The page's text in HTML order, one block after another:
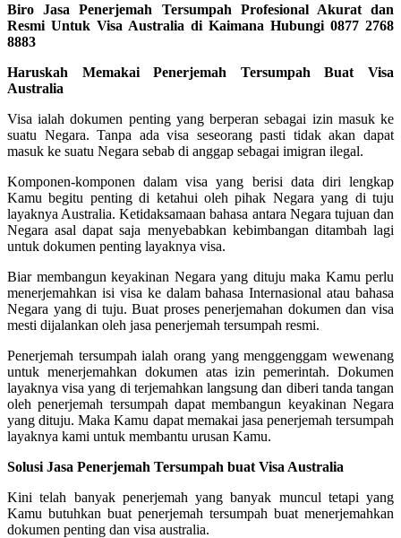
Biro Jasa Penerjemah Tersumpah Profesional Akurat dan
Resmi Untuk Visa Australia di Kaimana Hubungi 0877 2768
8883
Haruskah Memakai Penerjemah Tersumpah Buat Visa
Australia
Visa ialah dokumen penting yang berperan sebagai izin masuk ke
suatu Negara. Tanpa ada visa seseorang pasti tidak akan dapat
masuk ke suatu Negara sebab di anggap sebagai imigran ilegal.
Komponen-komponen dalam visa yang berisi data diri lengkap
Kamu begitu penting di ketahui oleh pihak Negara yang di tuju
layaknya Australia. Ketidaksamaan bahasa antara Negara tujuan dan
Negara asal dapat saja menyebabkan kebimbangan ditambah lagi
untuk dokumen penting layaknya visa.
Biar membangun keyakinan Negara yang dituju maka Kamu perlu
menerjemahkan isi visa ke dalam bahasa Internasional atau bahasa
Negara yang di tuju. Buat proses penerjemahan dokumen dan visa
mesti dijalankan oleh jasa penerjemah tersumpah resmi.
Penerjemah tersumpah ialah orang yang menggenggam wewenang
untuk menerjemahkan dokumen atas izin pemerintah. Dokumen
layaknya visa yang di terjemahkan langsung dan diberi tanda tangan
oleh penerjemah tersumpah dapat membangun keyakinan Negara
yang dituju. Maka Kamu dapat memakai jasa penerjemah tersumpah
layaknya kami untuk membantu urusan Kamu.
Solusi Jasa Penerjemah Tersumpah buat Visa Australia
Kini telah banyak penerjemah yang banyak muncul tetapi yang
Kamu butuhkan buat penerjemah tersumpah buat menerjemahkan
dokumen penting dan visa australia.